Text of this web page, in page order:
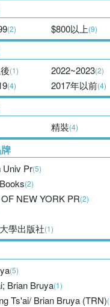
(2) $800以上(9)
(1) 2022~2023(2)
(4) 2017年以前(4)
精裝(4)
Univ Pr(5)
(2)
NEW YORK PR(2)
學出版社(1)
(5)
Brian Bruya(1)
Ts'ai/ Brian Bruya (TRN)